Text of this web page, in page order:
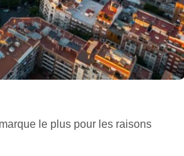
le plus pour les raisons